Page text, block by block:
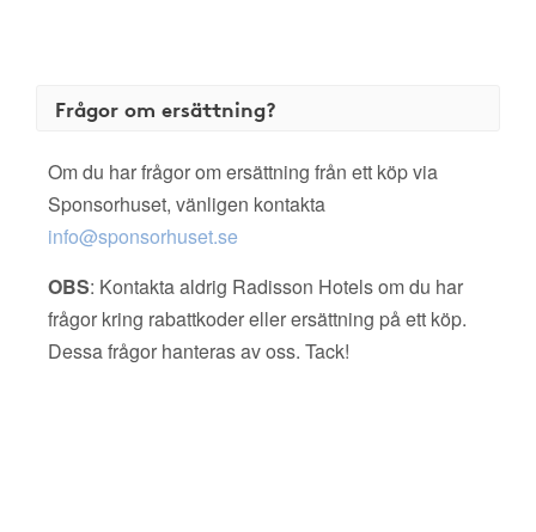
Frågor om ersättning?
Om du har frågor om ersättning från ett köp via
Sponsorhuset, vänligen kontakta
info@sponsorhuset.se
OBS: Kontakta aldrig Radisson Hotels om du har
frågor kring rabattkoder eller ersättning på ett köp.
Dessa frågor hanteras av oss. Tack!